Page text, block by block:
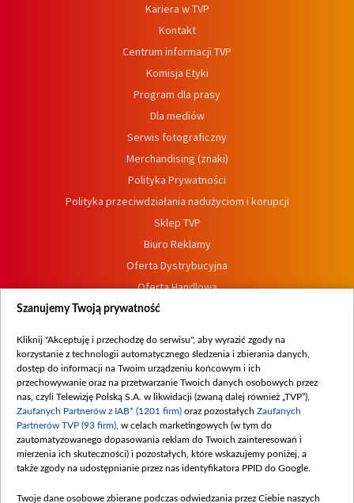
Kariera w TVP
Kontakt
Centrum informacji TVP
Komisja Etyki
Program dla prasy
Dla mediów
Serwis fotograficzny
Merchandising (znaki)
Polityka Prywatności
Polityka przeciwdziałania nadużyciom i korupcji
Sklep TVP
Biuro Reklamy
Oferta Dystrybucyjna
Oferta Handlowa
Dostępność
Procedura zgłoszeń wewnętrznych
Szanujemy Twoją prywatność
Kliknij "Akceptuję i przechodzę do serwisu", aby wyrazić zgody na
korzystanie z technologii automatycznego śledzenia i zbierania danych,
dostęp do informacji na Twoim urządzeniu końcowym i ich
przechowywanie oraz na przetwarzanie Twoich danych osobowych przez
nas, czyli Telewizję Polską S.A. w likwidacji (zwaną dalej również „TVP”),
Zaufanych Partnerów z IAB* (1201 firm) oraz pozostałych Zaufanych
Partnerów TVP (93 firm) , w celach marketingowych (w tym do
zautomatyzowanego dopasowania reklam do Twoich zainteresowań i
mierzenia ich skuteczności) i pozostałych, które wskazujemy poniżej, a
także zgody na udostępnianie przez nas identyfikatora PPID do Google.
Twoje dane osobowe zbierane podczas odwiedzania przez Ciebie naszych